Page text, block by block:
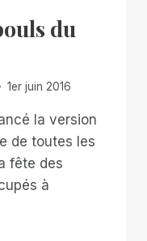
du
1er juin 2016
la version
de toutes les
fête des
à